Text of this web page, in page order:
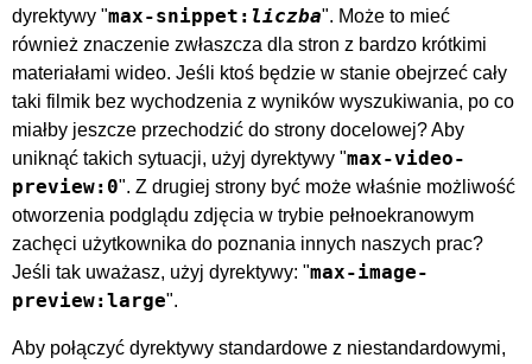
dyrektywy "max-snippet: liczba". Może to mieć
również znaczenie zwłaszcza dla stron z bardzo krótkimi
materiałami wideo. Jeśli ktoś będzie w stanie obejrzeć cały
taki filmik bez wychodzenia z wyników wyszukiwania, po co
miałby jeszcze przechodzić do strony docelowej? Aby
uniknąć takich sytuacji, użyj dyrektywy "max-video-
preview:0". Z drugiej strony być może właśnie możliwość
otworzenia podglądu zdjęcia w trybie pełnoekranowym
zachęci użytkownika do poznania innych naszych prac?
Jeśli tak uważasz, użyj dyrektywy: "max-image-
preview:large".
Aby połączyć dyrektywy standardowe z niestandardowymi,